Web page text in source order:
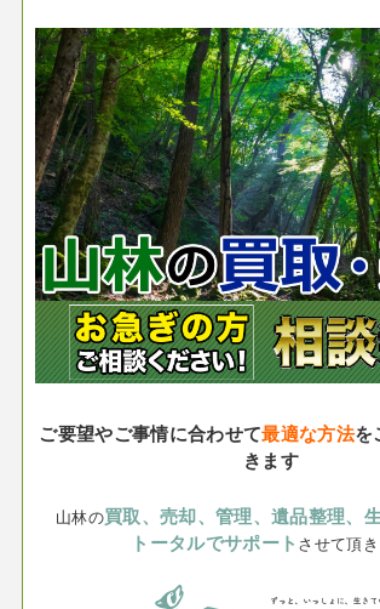
ご要望やご事情に合わせて最適な方法を
きます
山林の買取、売却、管理、遺品整理、
トータルでサポート させて頂